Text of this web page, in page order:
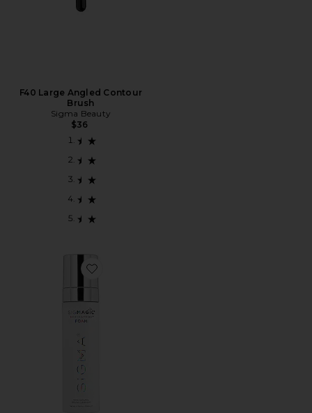
F40 Large Angled Contour
Brush
Sigma Beauty
$36
Favorite LIMPADOR DE PINCÉIS SIGMAGIC